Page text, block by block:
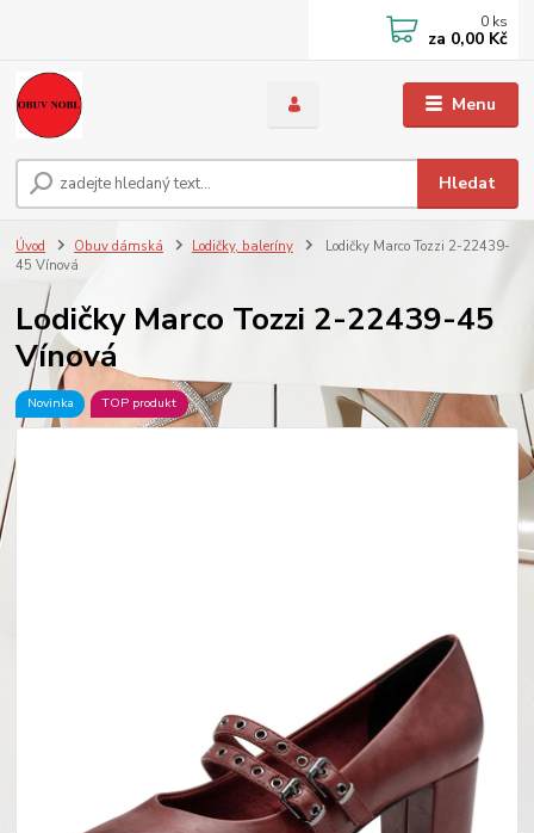
Menu
Hledat
0 ks
za 0,00 Kč
Úvod Obuv dámská Lodičky, baleríny
Lodičky Marco Tozzi 2-22439-
45 Vínová
Lodičky Marco Tozzi 2-22439-45
Vínová
Novinka TOP produkt